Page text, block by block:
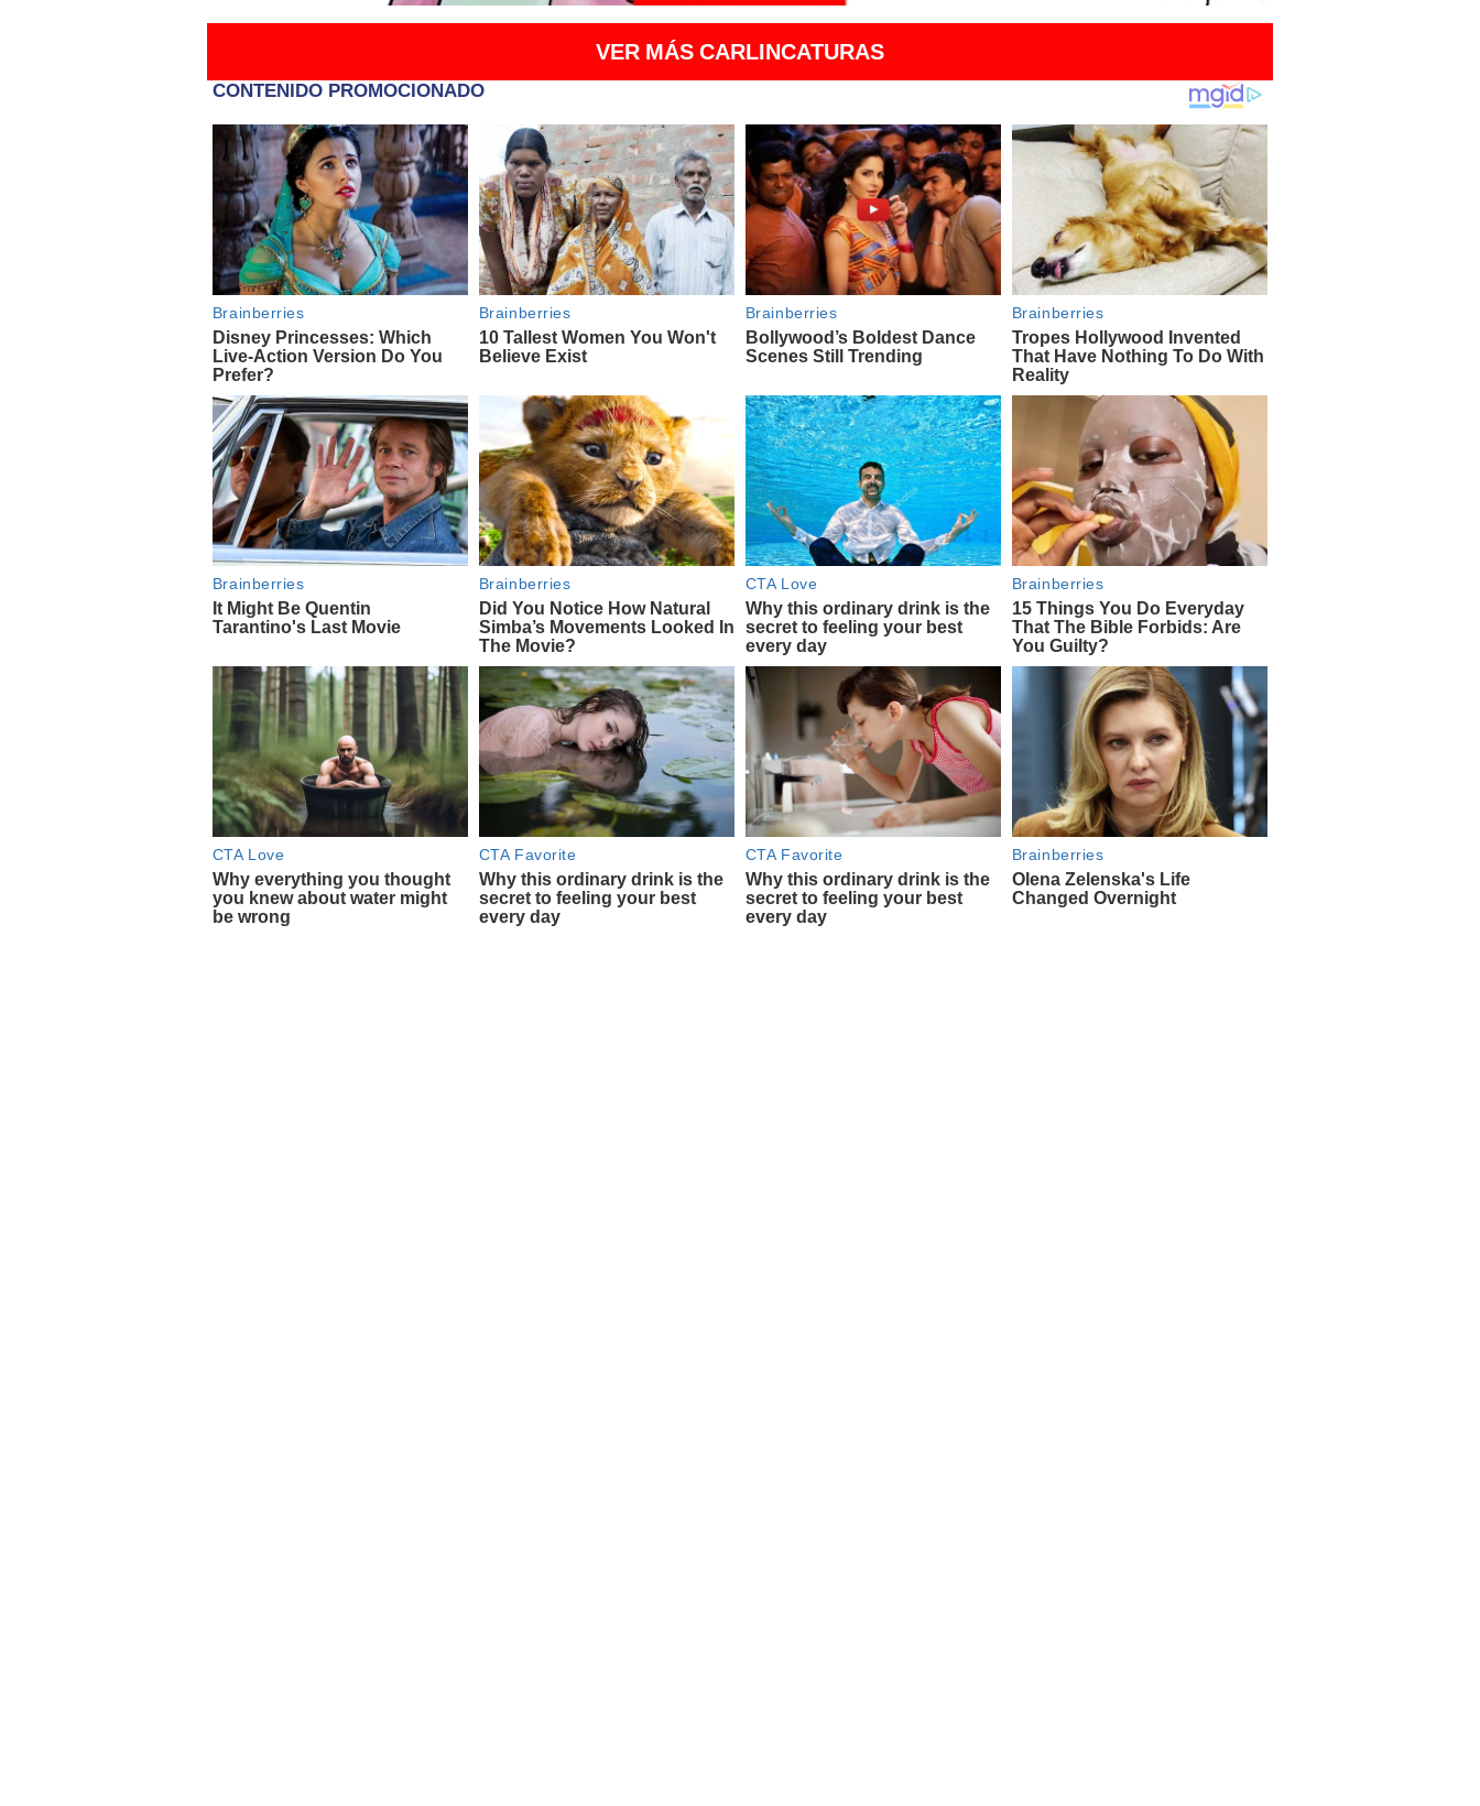
VER MÁS CARLINCATURAS